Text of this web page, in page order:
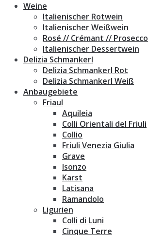
Weine
Italienischer Rotwein
Italienischer Weißwein
Rosé // Crémant // Prosecco
Italienischer Dessertwein
Delizia Schmankerl
Delizia Schmankerl Rot
Delizia Schmankerl Weiß
Anbaugebiete
Friaul
Aquileia
Colli Orientali del Friuli
Collio
Friuli Venezia Giulia
Grave
Isonzo
Karst
Latisana
Ramandolo
Ligurien
Colli di Luni
Cinque Terre